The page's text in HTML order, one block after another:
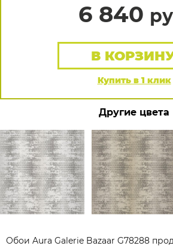
6 840
Купить в 1 клик
В
Другие цвета
Обои Aura Galerie Bazaar G78288